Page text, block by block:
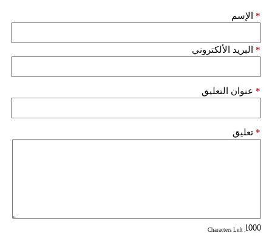
الإسم *
البريد الألكتروني *
عنوان التعليق *
تعليق *
: Characters Left